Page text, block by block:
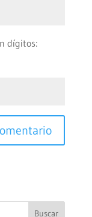
dígitos: